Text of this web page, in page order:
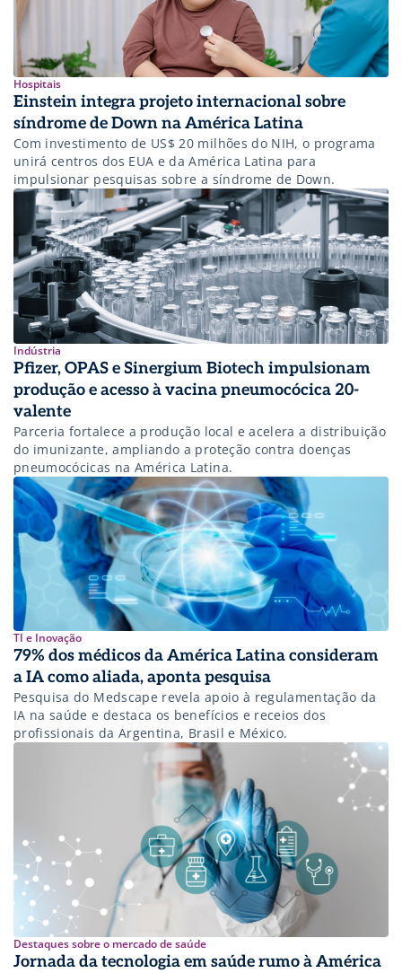
Hospitais
Einstein integra projeto internacional sobre
síndrome de Down na América Latina
Com investimento de US$ 20 milhões do NIH, o programa
unirá centros dos EUA e da América Latina para
impulsionar pesquisas sobre a síndrome de Down.
Indústria
Pfizer, OPAS e Sinergium Biotech impulsionam
produção e acesso à vacina pneumocócica 20-
valente
Parceria fortalece a produção local e acelera a distribuição
do imunizante, ampliando a proteção contra doenças
pneumocócicas na América Latina.
TI e Inovação
79% dos médicos da América Latina consideram
a IA como aliada, aponta pesquisa
Pesquisa do Medscape revela apoio à regulamentação da
IA na saúde e destaca os benefícios e receios dos
profissionais da Argentina, Brasil e México.
Destaques sobre o mercado de saúde
Jornada da tecnologia em saúde rumo à América